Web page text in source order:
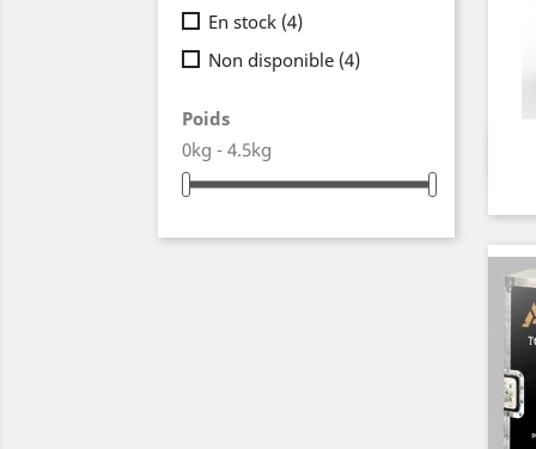
En stock (4)
Non disponible (4)
Poids
0kg - 4.5kg